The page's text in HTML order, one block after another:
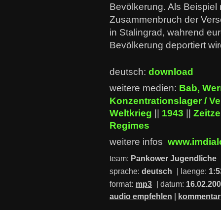
Bevölkerung. Als Beispiel
Zusammenbruch der
in Stalingrad, wahrend
Bevölkerung deportiert
deutsch: download
weitere medien: Bab,
Konzentrationslager /
Weltkrieg
1943
Regimes
weitere infos
team: Pankower Jugendliche
sprache: deutsch | laenge:
format: mp3 | datum:
audio empfehlen
kommentar